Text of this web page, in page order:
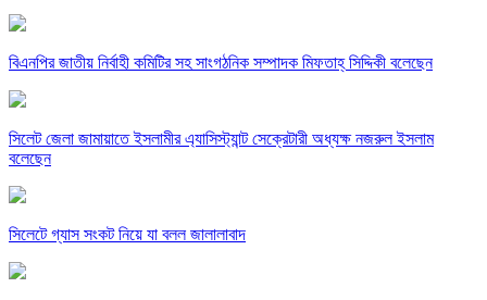
বিএনপির জাতীয় নির্বাহী কমিটির সহ সাংগঠনিক সম্পাদক মিফতাহ্ সিদ্দিকী বলেছেন
সিলেট জেলা জামায়াতে ইসলামীর এ্যাসিস্ট্যান্ট সেক্রেটারী অধ্যক্ষ নজরুল ইসলাম
বলেছেন
সিলেটে গ্যাস সংকট নিয়ে যা বলল জালালাবাদ